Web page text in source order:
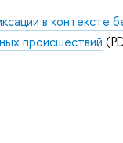
в контексте
происшествий